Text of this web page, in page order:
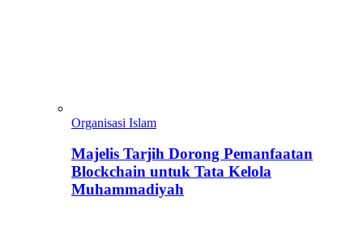
Organisasi Islam
Majelis Tarjih Dorong Pemanfaatan
Blockchain untuk Tata Kelola
Muhammadiyah